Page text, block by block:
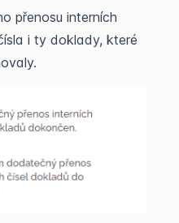
přenosu interních
i ty doklady, které